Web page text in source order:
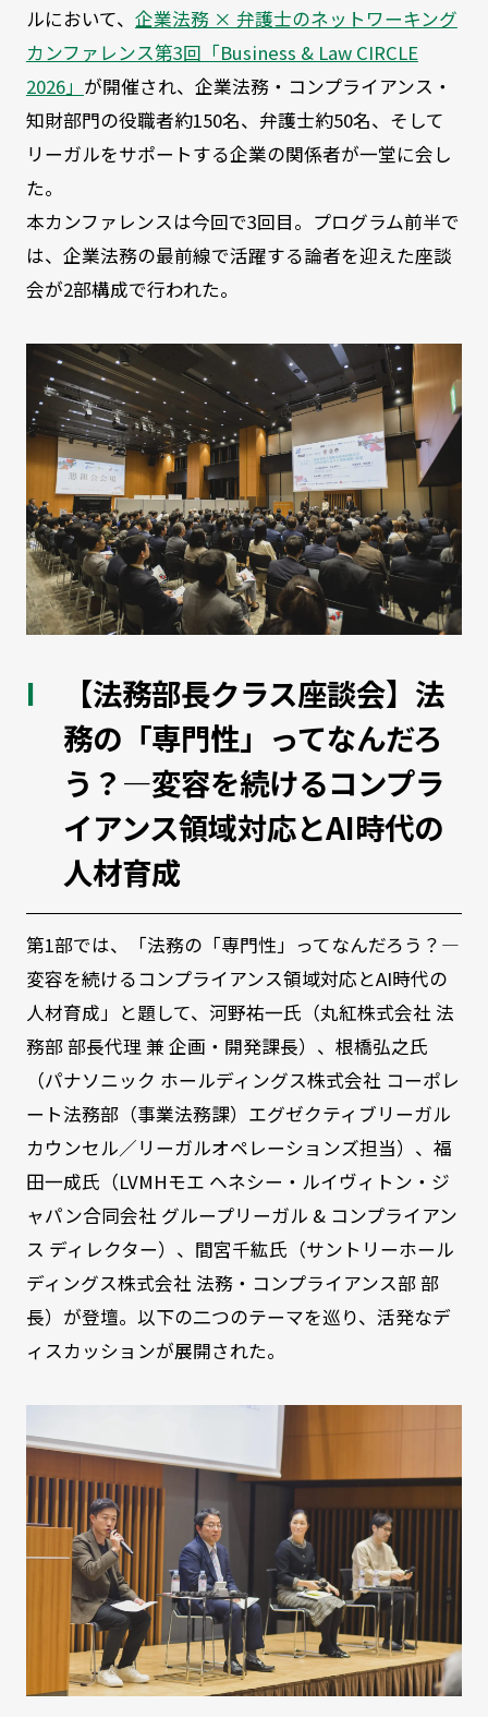
ルにおいて、 企業法務 × 弁護士のネットワーキング
カンファレンス第3回「Business & Law CIRCLE
2026」 が開催され、企業法務・コンプライアンス・
知財部門の役職者約150名、弁護士約50名、そして
リーガルをサポートする企業の関係者が一堂に会し
た。
本カンファレンスは今回で3回目。プログラム前半で
は、企業法務の最前線で活躍する論者を迎えた座談
会が2部構成で行われた。
【法務部長クラス座談会】法
務の「専門性」ってなんだろ
う？―変容を続けるコンプラ
イアンス領域対応とAI時代の
人材育成
第1部では、「法務の「専門性」ってなんだろう？―
変容を続けるコンプライアンス領域対応とAI時代の
人材育成」と題して、河野祐一氏（丸紅株式会社 法
務部 部長代理 兼 企画・開発課長）、根橋弘之氏
（パナソニック ホールディングス株式会社 コーポレ
ート法務部（事業法務課）エグゼクティブリーガル
カウンセル／リーガルオペレーションズ担当）、福
田一成氏（LVMHモエ ヘネシー・ルイヴィトン・ジ
ャパン合同会社 グループリーガル & コンプライアン
ス ディレクター）、間宮千紘氏（サントリーホール
ディングス株式会社 法務・コンプライアンス部 部
長）が登壇。以下の二つのテーマを巡り、活発なデ
ィスカッションが展開された。